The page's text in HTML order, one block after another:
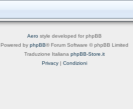
Aero style developed for phpBB
Powered by phpBB® Forum Software © phpBB Limited
Traduzione Italiana phpBB-Store.it
Privacy | Condizioni